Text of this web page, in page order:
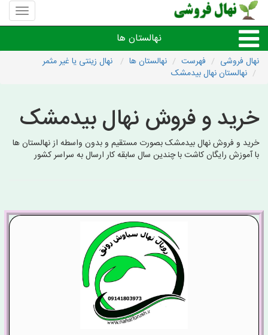
منوی
سایت
فروشی
نهالستان ها
نهال های مثمر،میوه
نهال های زینتی،غیرمثمر
نهال های کمیاب،خاص
نهال فروشی فهرست نهالستان ها
نهال زینتی یا غیر مثمر
نهالستان نهال بیدمشک
خرید و فروش نهال بیدمشک
خرید و فروش نهال بیدمشک بصورت مستقیم و بدون واسطه از نهالستان ها
با آموزش رایگان کاشت با چندین سال سابقه کار ارسال به سراسر کشور